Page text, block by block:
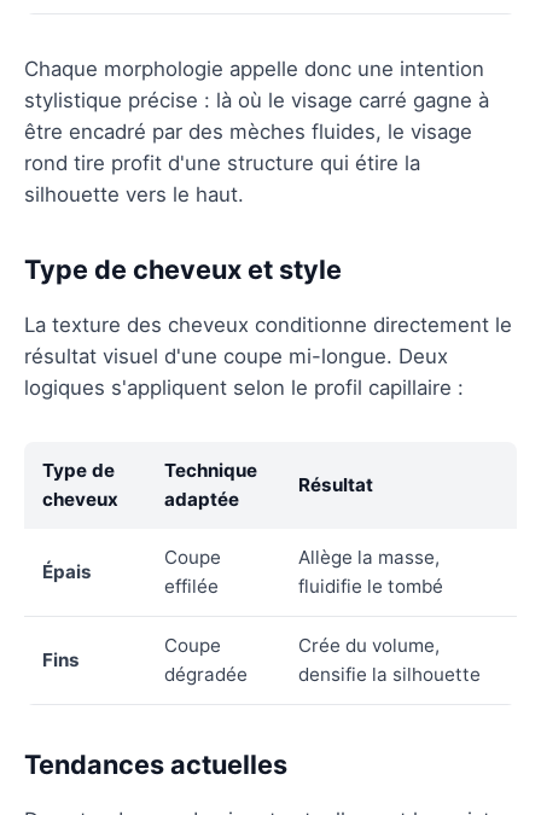
Chaque morphologie appelle donc une intention
stylistique précise : là où le visage carré gagne à
être encadré par des mèches fluides, le visage
rond tire profit d'une structure qui étire la
silhouette vers le haut.
Type de cheveux et style
La texture des cheveux conditionne directement le
résultat visuel d'une coupe mi-longue. Deux
logiques s'appliquent selon le profil capillaire :
Type de
cheveux
Technique
adaptée
Résultat
Épais
Coupe
effilée
Allège la masse,
fluidifie le tombé
Fins
Coupe
dégradée
Crée du volume,
densifie la silhouette
Tendances actuelles